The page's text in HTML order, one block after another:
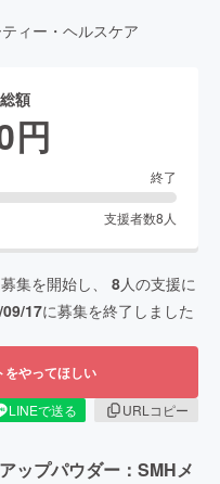
ィー・ヘルスケア
額
円
終了
支援者数8 人
集を開始し、 8人の支援に
17に募集を終了しました
をやってほしい
LINEで送る
URLコピー
ップパウダー：SMHメ